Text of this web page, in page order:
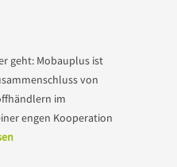
geht: Mobauplus ist
von
im
engen Kooperation